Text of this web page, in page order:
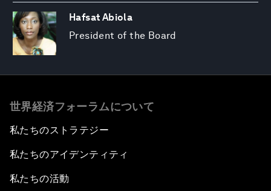
Hafsat Abiola
President of the Board
世界経済フォーラムについて
私たちのストラテジー
私たちのアイデンティティ
私たちの活動